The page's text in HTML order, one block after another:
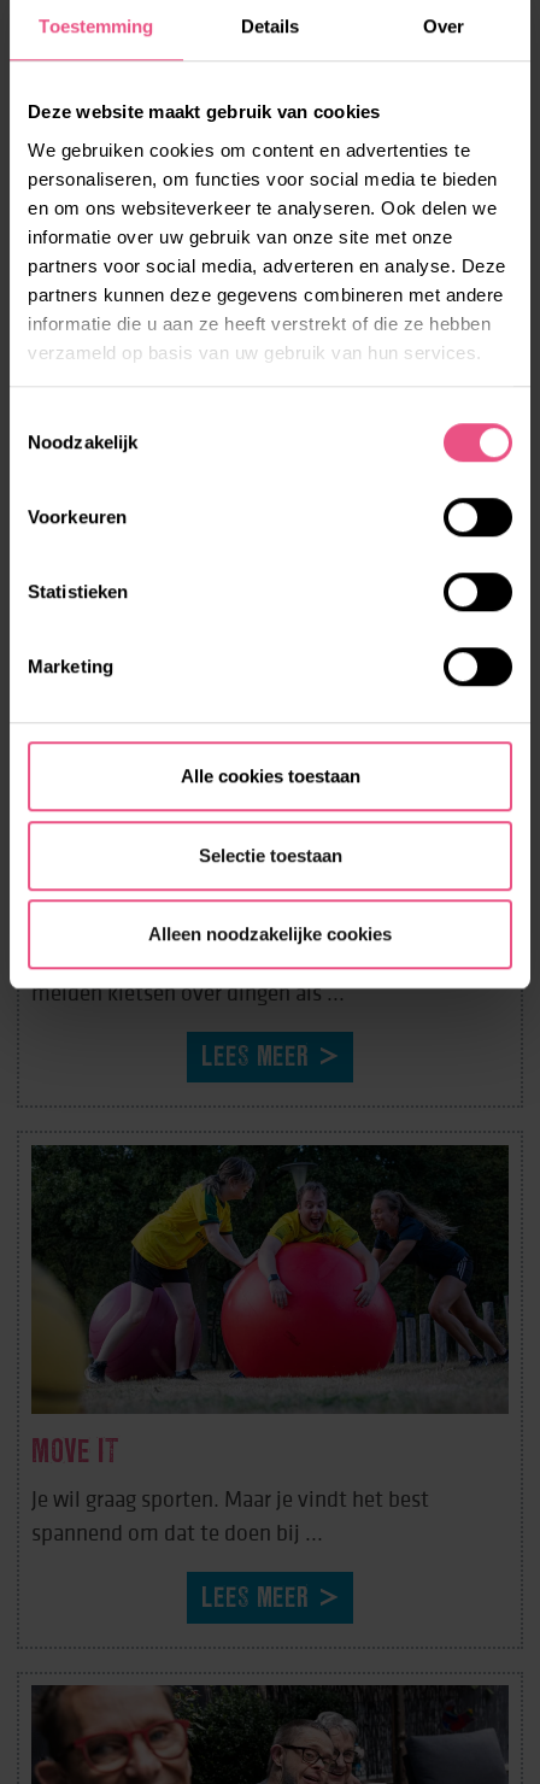
Toestemming Details Over
Deze website maakt gebruik van cookies
We gebruiken cookies om content en advertenties te
personaliseren, om functies voor social media te bieden
en om ons websiteverkeer te analyseren. Ook delen we
informatie over uw gebruik van onze site met onze
partners voor social media, adverteren en analyse. Deze
partners kunnen deze gegevens combineren met andere
informatie die u aan ze heeft verstrekt of die ze hebben
verzameld op basis van uw gebruik van hun services.
Noodzakelijk
Voorkeuren
Statistieken
Marketing
Alle cookies toestaan
Selectie toestaan
Alleen noodzakelijke cookies
Wil je eens lekker buiten de deur eten? Gezellig
samen aan een mooi gedekte tafel? ...
MEIDENPRAAT
meiden kletsen over dingen als ...
LEES MEER
MOVE IT
Je wil graag sporten. Maar je vindt het best
spannend om dat te doen bij ...
LEES MEER